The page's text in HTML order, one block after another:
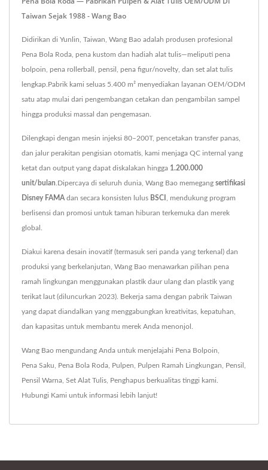
Taiwan Sejak 1988 - Wang Bao
Didirikan di Yunlin, Taiwan, Wang Bao adalah produsen profesional
Pena Bola Roda, pena kustom dan hadiah alat tulis—meliputi pena
bolpoin, pena rollerball, pensil, pena figur/novelty, dan set alat tulis
lengkap.Pabrik kami seluas 5.400 m² menyediakan layanan OEM/ODM
satu atap mulai dari pengembangan cetakan dan pengambilan sampel
hingga produksi massal dan pengemasan.
Dilengkapi dengan mesin injeksi 80–200T, pencetakan transfer panas,
dan jalur perakitan pengisian otomatis, kami menjaga QC internal yang
ketat dan output yang dapat diskalakan hingga 1.200.000
unit/bulan .Dipercaya di seluruh dunia, Wang Bao memegang sertifikasi
Disney FAMA dan secara konsisten lulus BSCI , mendukung program
berlisensi dan promosi untuk taman hiburan terkemuka dan merek
global.
Diakui karena desain inovatif (termasuk seri panda yang terkenal) dan
produksi yang berkelanjutan, Wang Bao menawarkan pilihan pena
ramah lingkungan menggunakan plastik daur ulang dan plastik yang
terikat laut (diluncurkan 2023). Bekerja sama dengan pabrik Taiwan
yang dapat diandalkan yang menggabungkan kreativitas, kepatuhan,
dan kapasitas untuk membantu merek Anda menonjol.
Wang Bao mengundang Anda untuk menjelajahi Pena Bolpoin
Pena Saku Pena Bola Roda Pulpen Pulpen Ramah Lingkungan Pensil
Pensil Warna Set Alat Tulis Penghapus berkualitas tinggi kami.
Hubungi Kami untuk informasi lebih lanjut!